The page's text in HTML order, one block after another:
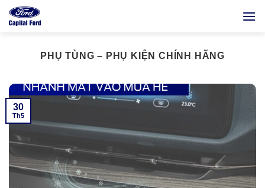
qua
PHỤ TÙNG – PHỤ KIỆN CHÍNH HÃNG
30
Th5